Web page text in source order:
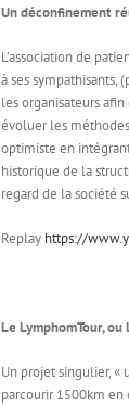
Un déconfinement
L’association de
à ses sympathisants,
les organisateurs
évoluer les
optimiste en
historique de la
regard de la société
Replay https://
Le LymphomTour,
Un projet singulier, «
parcourir 1500km en